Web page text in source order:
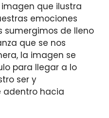
que ilustra
emociones
sumergimos de lleno
que se nos
la imagen se
para llegar a lo
ser y
adentro hacia